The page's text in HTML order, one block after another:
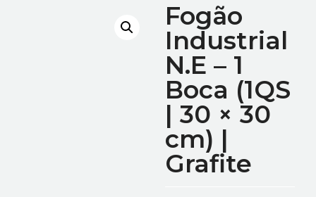
Fogão
Industrial
N.E – 1
Boca (1QS
| 30 × 30
cm) |
Grafite